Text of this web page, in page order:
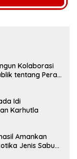
Kolaborasi
tentang Peran
Idi
Karhutla
Amankan
Jenis Sabu